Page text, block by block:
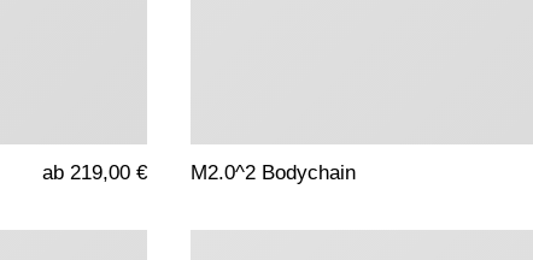
ab 219,00 € M2.0^2 Bodychain